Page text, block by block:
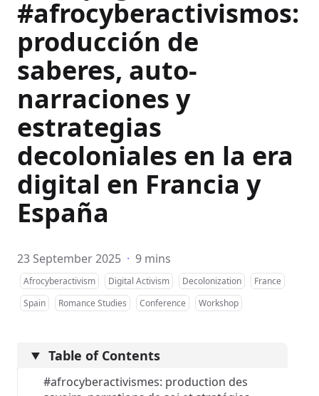
#afrocyberactivismos:
producción de
saberes, auto-
narraciones y
estrategias
decoloniales en la era
digital en Francia y
España
23 September 2025 · 9 mins
Afrocyberactivism Digital Activism Decolonization
France
Spain
Romance Studies Conference Workshop
Table of Contents
#afrocyberactivismes: production des